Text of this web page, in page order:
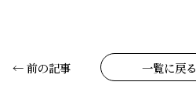
← 前の記事 一覧に戻る